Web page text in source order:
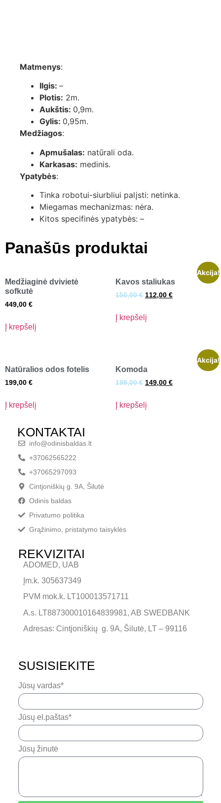
Matmenys:
Ilgis: –
Plotis: 2m.
Aukštis: 0,9m.
Gylis: 0,95m.
Medžiagos:
Apmušalas: natūrali oda.
Karkasas: medinis.
Ypatybės:
Tinka robotui-siurbliui palįsti: netinka.
Miegamas mechanizmas: nėra.
Kitos specifinės ypatybės: –
Panašūs produktai
Medžiaginė dvivietė
sofkutė
449,00 €
Į krepšelį
Akcija!
Kavos staliukas
150,00€ 112,00 €
Į krepšelį
Natūralios odos fotelis
199,00 €
Į krepšelį
Akcija!
Komoda
199,00€ 149,00 €
Į krepšelį
KONTAKTAI
info@odinisbaldas.lt
+37062565222
+37065297093
Cintjoniškių g. 9A, Šilutė
Odinis baldas
Privatumo politika
Grąžinimo, pristatymo taisyklės
REKVIZITAI
ADOMED, UAB
Įm.k. 305637349
PVM mok.k. LT100013571711
A.s. LT887300010164839981, AB SWEDBANK
Adresas: Cintjoniškių g. 9A, Šilutė, LT – 99116
SUSISIEKITE
Jūsų vardas*
Jūsų el.paštas*
Jūsų žinutė